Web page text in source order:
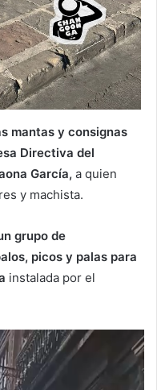
mantas y consignas
Directiva del
García, a quien
y machista.
grupo de
picos y palas para
instalada por el